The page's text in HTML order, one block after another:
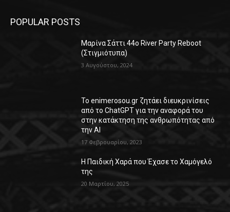
POPULAR POSTS
Μαρίνα Σάττι 44o River Party Reboot
(Στιγμιότυπα)
3 Αυγούστου, 2024
Το enimerosou.gr ζητάει διευκρινίσεις
από το ChatGPT για την αναφορά του
στην κατάκτηση της ανθρωπότητας από
την AI
17 Φεβρουαρίου, 2023
Η Παιδική Χαρά που Έχασε το Χαμόγελό
της
20 Μαρτίου, 2025